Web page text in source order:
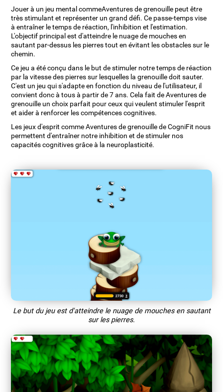
Jouer à un jeu mental commeAventures de grenouille peut être
très stimulant et représenter un grand défi. Ce passe-temps vise
à entraîner le temps de réaction, l'inhibition et l'estimation.
L'objectif principal est d'atteindre le nuage de mouches en
sautant par-dessus les pierres tout en évitant les obstacles sur le
chemin.
Ce jeu a été conçu dans le but de stimuler notre temps de réaction
par la vitesse des pierres sur lesquelles la grenouille doit sauter.
C'est un jeu qui s'adapte en fonction du niveau de l'utilisateur, il
convient donc à tous à partir de 7 ans. Cela fait de Aventures de
grenouille un choix parfait pour ceux qui veulent stimuler l'esprit
et aider à renforcer les compétences cognitives.
Les jeux d'esprit comme Aventures de grenouille de CogniFit nous
permettent d'entraîner notre inhibition et de stimuler nos
capacités cognitives grâce à la neuroplasticité.
Le but du jeu est d'atteindre le nuage de mouches en sautant
sur les pierres.